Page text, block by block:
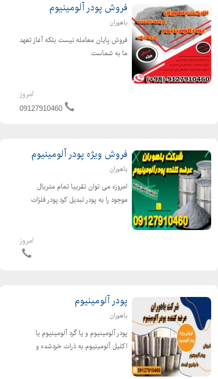
فروش پودر آلومینیوم
باهوران
فروش پایان معامله نیست بلکه آغاز تعهد
ما به شماست.
امروز
09127910460
فروش ویژه پودر آلومینیوم
باهوران
امروزه می توان تقریبا تمام متریال
موجود را به پودر تبدیل کرد.پودر فلزات
وسیعی در صنعت دارد. یکی از مصارفامروز
پودر آلومینیوم
باهوران
پودر آلومینیوم و یا گرد آلومینیوم یا
اکلیل آلومینیوم به ذرات خردشده و